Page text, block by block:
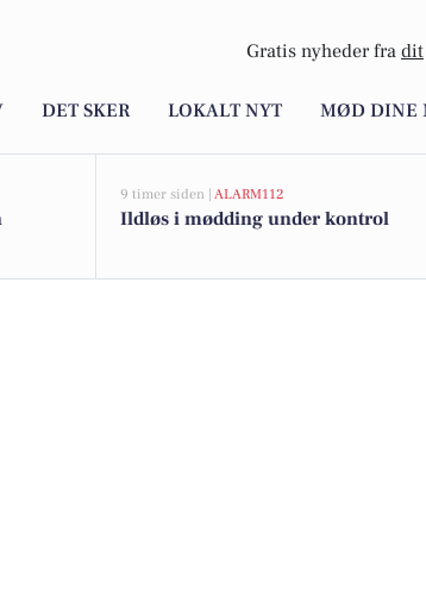
Gratis nyheder fra dit
DET SKER LOKALT NYT MØD DINE
9 timer siden | ALARM112
Ildløs i mødding under kontrol
skal sikre smidig kørsel på valgdagen